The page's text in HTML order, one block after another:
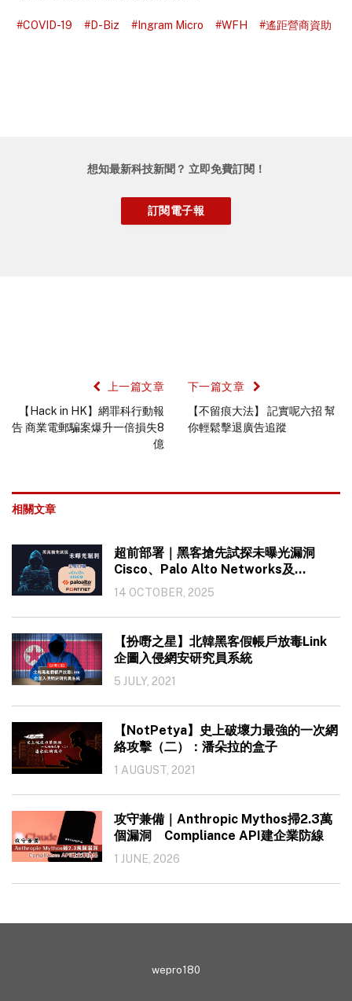
#COVID-19 #D-Biz #Ingram Micro #WFH #遙距營商資助
想知最新科技新聞？ 立即免費訂閱！
上一篇文章
【Hack in HK】網罪科行動報
告 商業電郵騙案爆升一倍損失8
億
下一篇文章
【不留痕大法】 記實呢六招 幫
你輕鬆擊退廣告追蹤
相關文章
超前部署｜黑客搶先試探未曝光漏洞
Cisco、Palo Alto Networks及
Fortinet成主要目標
14 OCTOBER, 2025
【扮嘢之星】北韓黑客假帳戶放毒Link
企圖入侵網安研究員系統
5 JULY, 2021
【NotPetya】史上破壞力最強的一次網
絡攻擊（二）：潘朵拉的盒子
1 AUGUST, 2021
攻守兼備｜Anthropic Mythos掃2.3萬
個漏洞 Compliance API建企業防線
1 JUNE, 2026
wepro180